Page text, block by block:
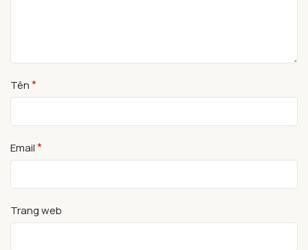
Tên*
Email*
Trang web